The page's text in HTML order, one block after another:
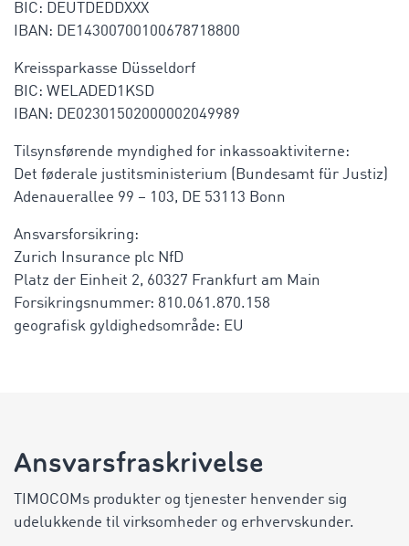
BIC: DEUTDEDDXXX
IBAN: DE14300700100678718800
Kreissparkasse Düsseldorf
BIC: WELADED1KSD
IBAN: DE02301502000002049989
Tilsynsførende myndighed for inkassoaktiviterne:
Det føderale justitsministerium (Bundesamt für Justiz)
Adenauerallee 99 – 103, DE 53113 Bonn
Ansvarsforsikring:
Zurich Insurance plc NfD
Platz der Einheit 2, 60327 Frankfurt am Main
Forsikringsnummer: 810.061.870.158
geografisk gyldighedsområde: EU
Ansvarsfraskrivelse
TIMOCOMs produkter og tjenester henvender sig
udelukkende til virksomheder og erhvervskunder.